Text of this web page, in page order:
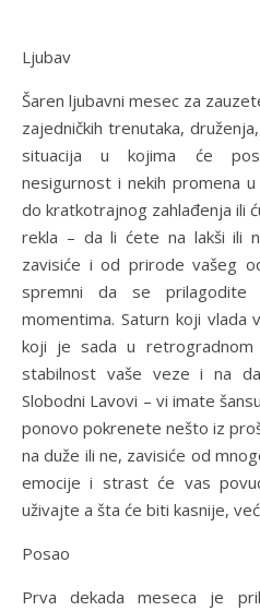
Ljubav
Šaren ljubavni mesec za
zajedničkih trenutaka,
situacija u kojima će
nesigurnost i nekih promena
do kratkotrajnog zahlađenja ili
rekla – da li ćete na lakši ili
zavisiće i od prirode vašeg
spremni da se
momentima. Saturn koji vlada
koji je sada u
stabilnost vaše veze i na
Slobodni Lavovi – vi imate
ponovo pokrenete nešto iz
na duže ili ne, zavisiće od
emocije i strast će vas
uživajte a šta će biti kasnije,
Posao
Prva dekada meseca je